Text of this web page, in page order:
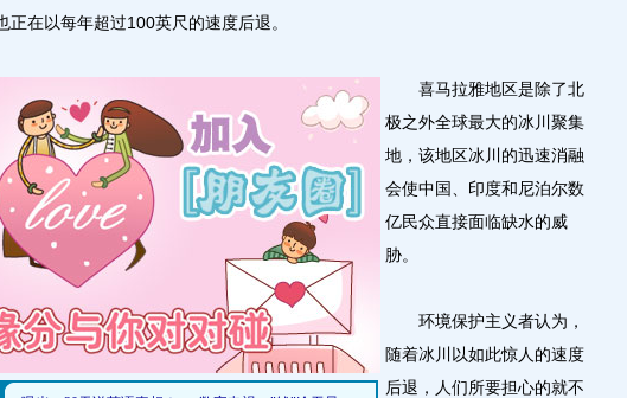
正在以每年超过100英尺的速度后退。
喜马拉雅地区是除了北
极之外全球最大的冰川聚集
地，该地区冰川的迅速消融
会使中国、印度和尼泊尔数
亿民众直接面临缺水的威
胁。
环境保护主义者认为，
随着冰川以如此惊人的速度
后退，人们所要担心的就不